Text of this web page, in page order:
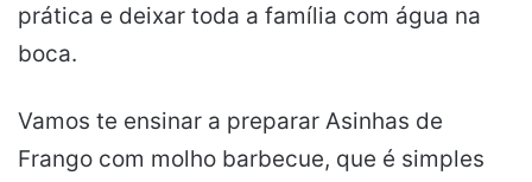
prática e deixar toda a família com água na
boca.
Vamos te ensinar a preparar Asinhas de
Frango com molho barbecue, que é simples